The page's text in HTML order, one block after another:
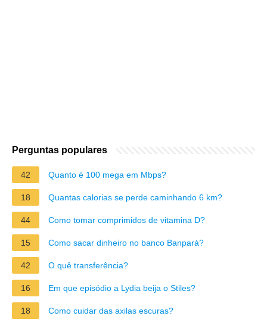
Perguntas populares
42 Quanto é 100 mega em Mbps?
18 Quantas calorias se perde caminhando 6 km?
44 Como tomar comprimidos de vitamina D?
15 Como sacar dinheiro no banco Banpará?
42 O quê transferência?
16 Em que episódio a Lydia beija o Stiles?
18 Como cuidar das axilas escuras?